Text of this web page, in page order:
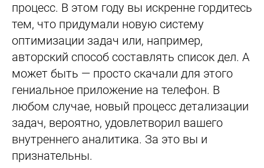
процесс. В этом году вы искренне гордитесь
тем, что придумали новую систему
оптимизации задач или, например,
авторский способ составлять список дел. А
может быть — просто скачали для этого
гениальное приложение на телефон. В
любом случае, новый процесс детализации
задач, вероятно, удовлетворил вашего
внутреннего аналитика. За это вы и
признательны.